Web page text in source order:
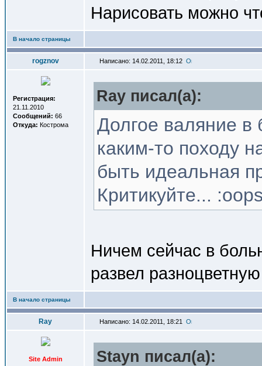
Нарисовать можно
В начало страницы
rogznov Написано: 14.02.2011, 18:12
Регистрация:
21.11.2010
Сообщений: 66
Откуда: Кострома
Ray писал(a):
Долгое валяние в
каким-то походу
быть идеальная
Критикуйте...
Ничем сейчас в
развел
В начало страницы
Ray Написано: 14.02.2011, 18:21
Site Admin Stayn писал(a):